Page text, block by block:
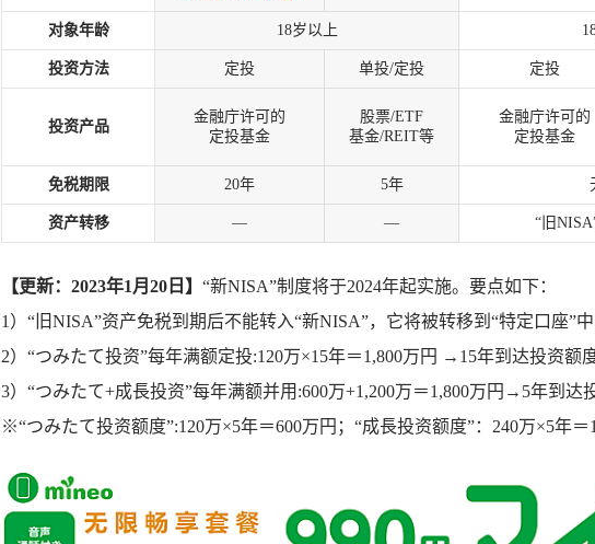
对象年龄 18岁以上
投资方法 定投 单投/定投 定投
投资产品
金融庁许可的
定投基金
股票/ETF
基金/REIT等
金融庁许可的
定投基金
免税期限 20年 5年
资产转移 — — “旧
【更新：2023年1月20日】 “新NISA”制度将于2024年起实施。要点如下：
1）“旧NISA”资产免税到期后不能转入“新NISA”，它将被转移到“特定口座”中
2）“つみたて投资”每年满额定投:120万×15年＝1,800万円 →15年到达投资额
3）“つみたて+成長投资”每年满额并用:600万+1,200万＝1,800万円→5年到达
※“つみたて投资额度”:120万×5年＝600万円；“成長投资额度”：240万×5年＝